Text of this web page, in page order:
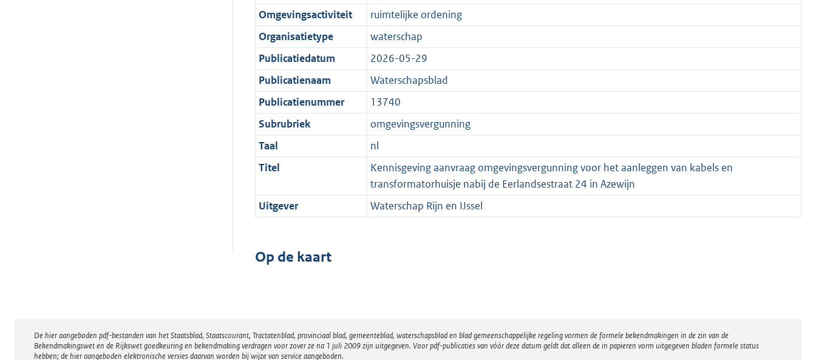
Omgevingsactiviteit
ruimtelijke ordening
Organisatietype
waterschap
Publicatiedatum
2026-05-29
Publicatienaam
Waterschapsblad
Publicatienummer
13740
Subrubriek
omgevingsvergunning
Taal
nl
Titel
Kennisgeving aanvraag omgevingsvergunning voor het aanleggen van kabels en
transformatorhuisje nabij de Eerlandsestraat 24 in Azewijn
Uitgever
Waterschap Rijn en IJssel
Op de kaart
Disclaimer
De hier aangeboden pdf-bestanden van het Staatsblad, Staatscourant, Tractatenblad, provinciaal blad, gemeenteblad, waterschapsblad en blad gemeenschappelijke regeling vormen de formele bekendmakingen in de zin van de
Bekendmakingswet en de Rijkswet goedkeuring en bekendmaking verdragen voor zover ze na 1 juli 2009 zijn uitgegeven. Voor pdf-publicaties van vóór deze datum geldt dat alleen de in papieren vorm uitgegeven bladen formele status
hebben; de hier aangeboden elektronische versies daarvan worden bij wijze van service aangeboden.